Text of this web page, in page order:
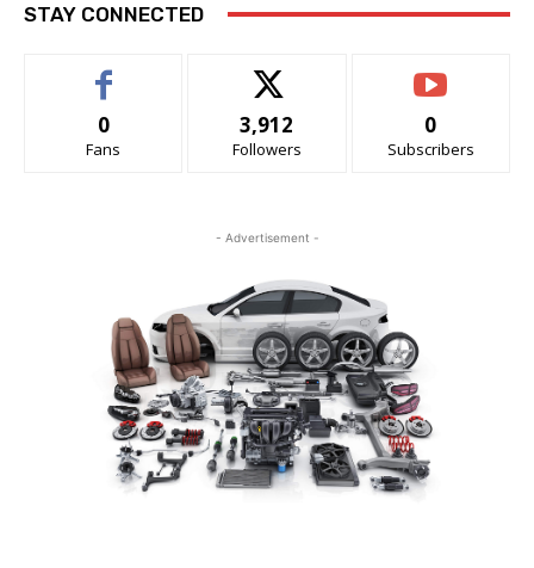
STAY CONNECTED
0
Fans
3,912
Followers
0
Subscribers
- Advertisement -